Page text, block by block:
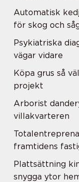
Automatisk
för skog och
Psykiatriska
vägar vidare
Köpa grus så
projekt
Arborist
villakvarteren
framtidens
Plattsättning
snygga ytor